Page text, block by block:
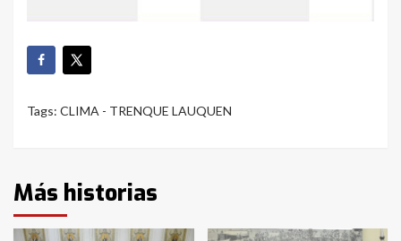
Tags: CLIMA - TRENQUE LAUQUEN
Más historias